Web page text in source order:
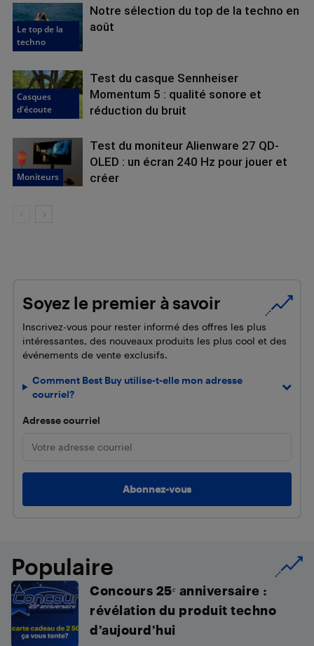
Le top de la
techno
Notre sélection du top de la techno en
août
Casques
d'écoute
Test du casque Sennheiser
Momentum 5 : qualité sonore et
réduction du bruit
Moniteurs
Test du moniteur Alienware 27 QD-
OLED : un écran 240 Hz pour jouer et
créer
Soyez le premier à savoir
Inscrivez-vous pour rester informé des offres les plus
intéressantes, des nouveaux produits les plus cool et des
événements de vente exclusifs.
Comment Best Buy utilise-t-elle mon adresse
courriel?
Adresse courriel
Populaire
Concours 25ᵉ anniversaire :
révélation du produit techno
d’aujourd’hui